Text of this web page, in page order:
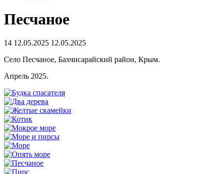
Песчаное
14 12.05.2025 12.05.2025
Село Песчаное, Бахчисарайский район, Крым.
Апрель 2025.